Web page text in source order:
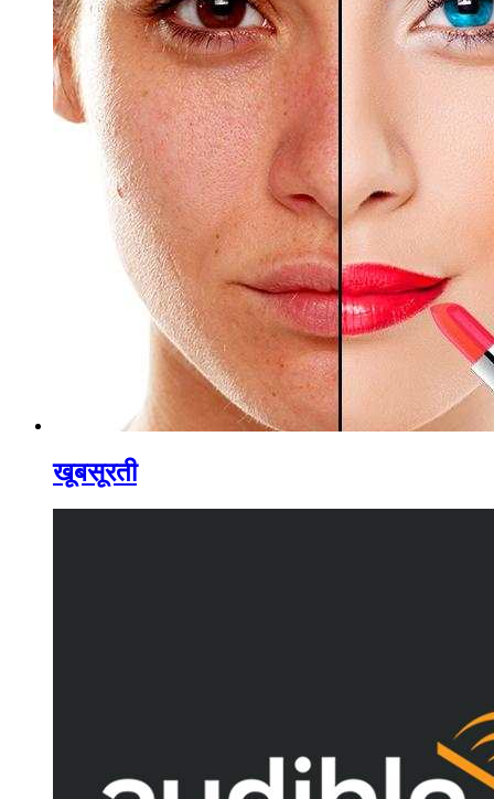
खूबसूरती